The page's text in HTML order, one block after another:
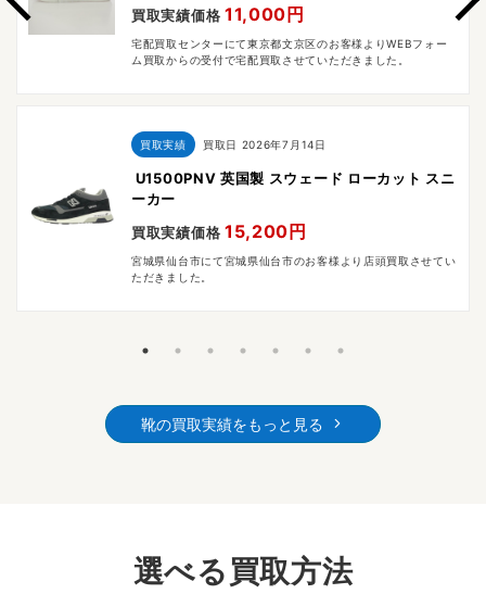
買取実績価格 11,000円
宅配買取センターにて東京都文京区のお客様よりWEBフォー
ム買取からの受付で宅配買取させていただきました。
買取実績 買取日 2026年7月14日
U1500PNV 英国製 スウェード ローカット スニ
ーカー
買取実績価格 15,200円
宮城県仙台市にて宮城県仙台市のお客様より店頭買取させてい
ただきました。
靴の買取実績をもっと見る
選べる買取方法